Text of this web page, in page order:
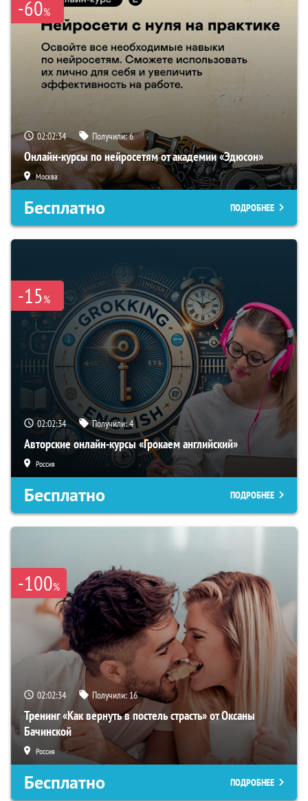
-60%
02:02:33 Получили:6
Онлайн-курсы по нейросетям от академии «Эдюсон»
Москва
Бесплатно ПОДРОБНЕЕ
-15%
02:02:33 Получили:4
Авторские онлайн-курсы «Грокаем английский»
Россия
Бесплатно ПОДРОБНЕЕ
-100%
02:02:33 Получили:16
Тренинг «Как вернуть в постель страсть» от Оксаны
Бачинской
Россия
Бесплатно ПОДРОБНЕЕ